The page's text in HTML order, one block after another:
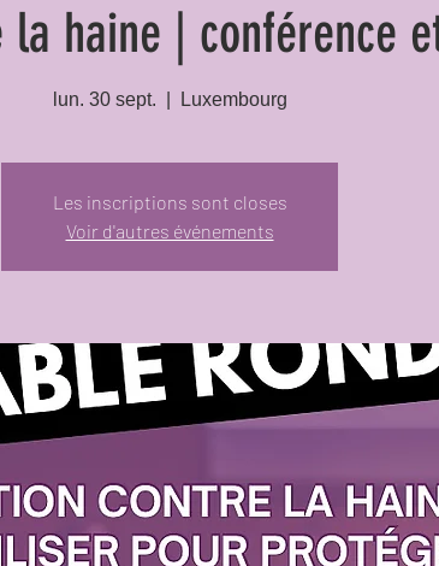
la haine | conférence
lun. 30 sept. Luxembourg
Les inscriptions sont closes
Voir d'autres événements